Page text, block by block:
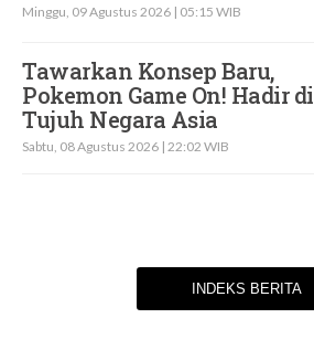
Minggu, 09 Agustus 2026 | 05:15 WIB
Tawarkan Konsep Baru,
Pokemon Game On! Hadir di
Tujuh Negara Asia
Sabtu, 08 Agustus 2026 | 22:02 WIB
INDEKS BERITA